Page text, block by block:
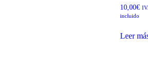
10,00€
incluido
Leer